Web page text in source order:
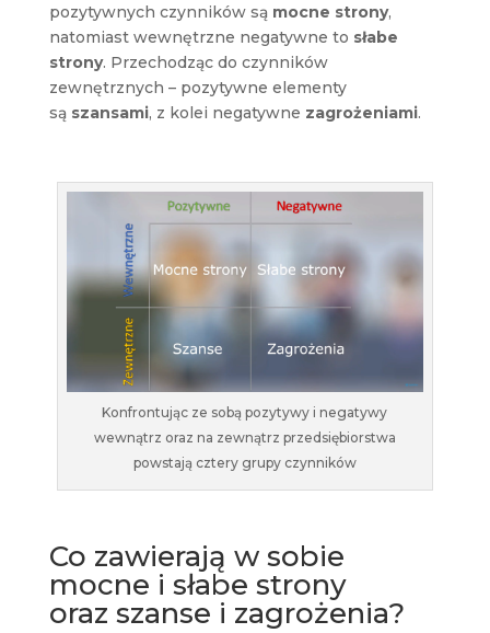
pozytywnych czynników są mocne strony,
natomiast wewnętrzne negatywne to słabe
strony. Przechodząc do czynników
zewnętrznych – pozytywne elementy
są szansami, z kolei negatywne zagrożeniami.
Konfrontując ze sobą pozytywy i negatywy
wewnątrz oraz na zewnątrz przedsiębiorstwa
powstają cztery grupy czynników
Co zawierają w sobie
mocne i słabe strony
oraz szanse i zagrożenia?